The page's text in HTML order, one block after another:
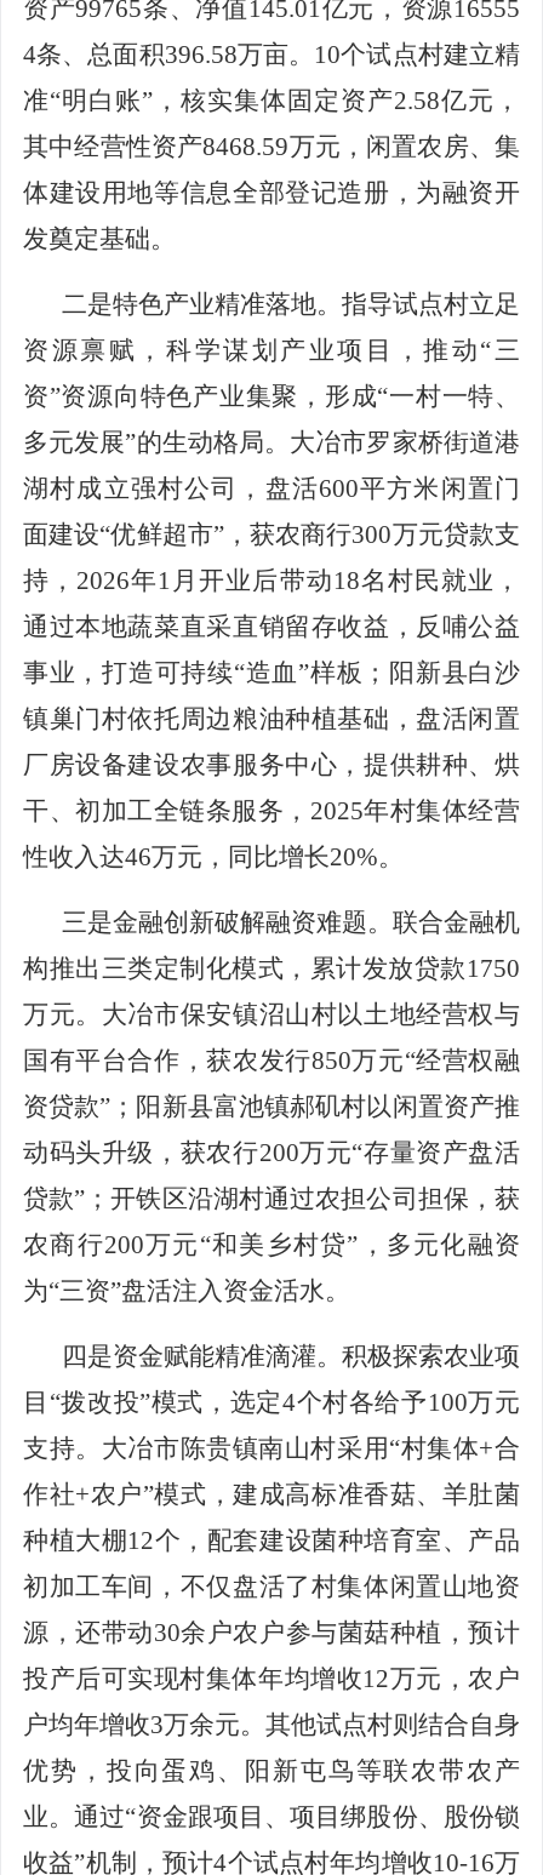
资产99765条、净值145.01亿元，资源16555
4条、总面积396.58万亩。 10个试点村建立精
准“明白账”，核实集体固定资产2.58亿元，
其中经营性资产8468.59万元，闲置农房、集
体建设用地等信息全部登记造册，为融资开
发奠定基础。
二是特色产业精准落地。 指导试点村立足
资源禀赋，科学谋划产业项目，推动“三
资”资源向特色产业集聚，形成“一村一特、
多元发展”的生动格局。大冶市罗家桥街道港
湖村成立强村公司，盘活600平方米闲置门
面建设“优鲜超市”，获农商行300万元贷款支
持，2026年1月开业后带动18名村民就业，
通过本地蔬菜直采直销留存收益，反哺公益
事业，打造可持续“造血”样板；阳新县白沙
镇巢门村依托周边粮油种植基础，盘活闲置
厂房设备建设农事服务中心，提供耕种、烘
干、初加工全链条服务， 2025年村集体经营
性收入达46万元，同比增长20%。
三是金融创新破解融资难题。 联合金融机
构推出三类定制化模式，累计发放贷款1750
万元。大冶市保安镇沼山村以土地经营权与
国有平台合作，获农发行850万元“经营权融
资贷款”；阳新县富池镇郝矶村以闲置资产推
动码头升级，获农行200万元“存量资产盘活
贷款”；开铁区沿湖村通过农担公司担保，获
农商行200万元“和美乡村贷”，多元化融资
为“三资”盘活注入资金活水。
四是资金赋能精准滴灌。 积极探索农业项
目 “拨改投”模式，选定4个村各给予100万元
支持。 大冶市陈贵镇南山村采用“村集体+合
作社+农户”模式，建成高标准香菇、羊肚菌
种植大棚12个，配套建设菌种培育室、产品
初加工车间， 不仅 盘活了村集体闲置山地资
源，还带动30余户农户参与菌菇种植，预计
投产后可实现村集体年均增收12万元，农户
户均年增收3万余元。其他试点村则结合自身
优势，投向蛋鸡、阳新屯鸟等联农带农产
业。通过“资金跟项目、项目绑股份、股份锁
收益”机制，预计4个试点村年均增收10-16万